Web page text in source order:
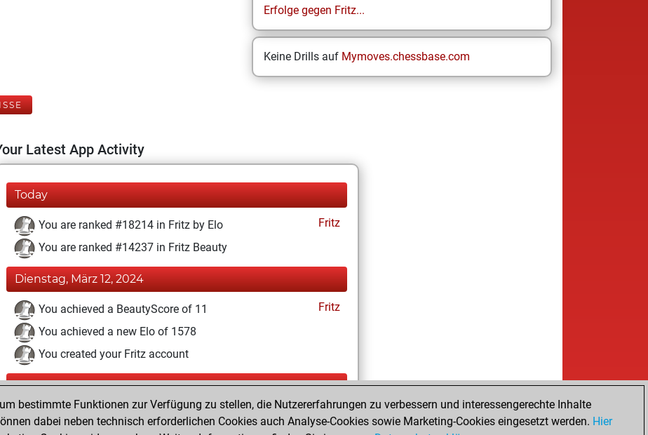
Erfolge gegen Fritz...
Keine Drills auf Mymoves.chessbase.com
Latest App Activity
Today
You are ranked #18214 in Fritz by Elo
Fritz
You are ranked #14237 in Fritz Beauty
Dienstag, März 12, 2024
You achieved a BeautyScore of 11
Fritz
You achieved a new Elo of 1578
You created your Fritz account
Sonntag, März 10, 2024
You played 1 blitz games
Play
bestimmte Funktionen zur Verfügung zu stellen, die Nutzererfahrungen zu verbessern und interessengerechte Inhalte
dabei neben technisch erforderlichen Cookies auch Analyse-Cookies sowie Marketing-Cookies eingesetzt werden. Hier